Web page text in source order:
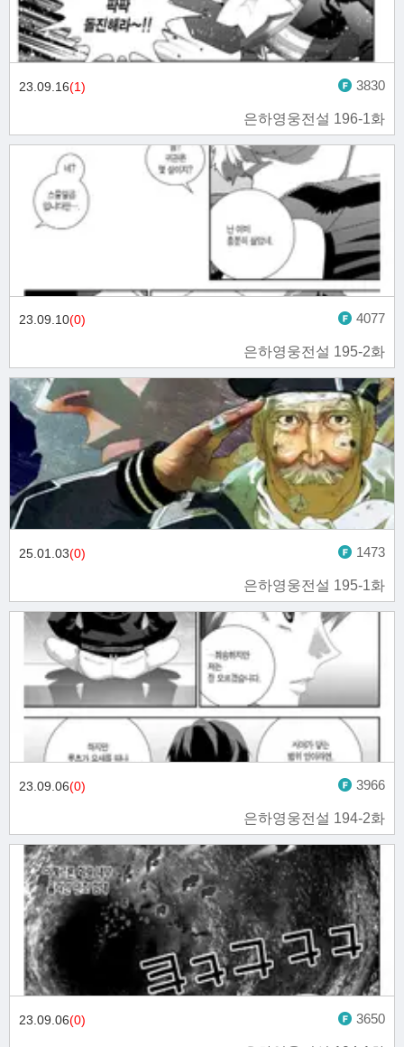
은하영웅전설 196-1화
23.09.16(1) 3830
은하영웅전설 195-2화
23.09.10(0) 4077
은하영웅전설 195-1화
25.01.03(0) 1473
은하영웅전설 194-2화
23.09.06(0) 3966
23.09.06(0) 3650